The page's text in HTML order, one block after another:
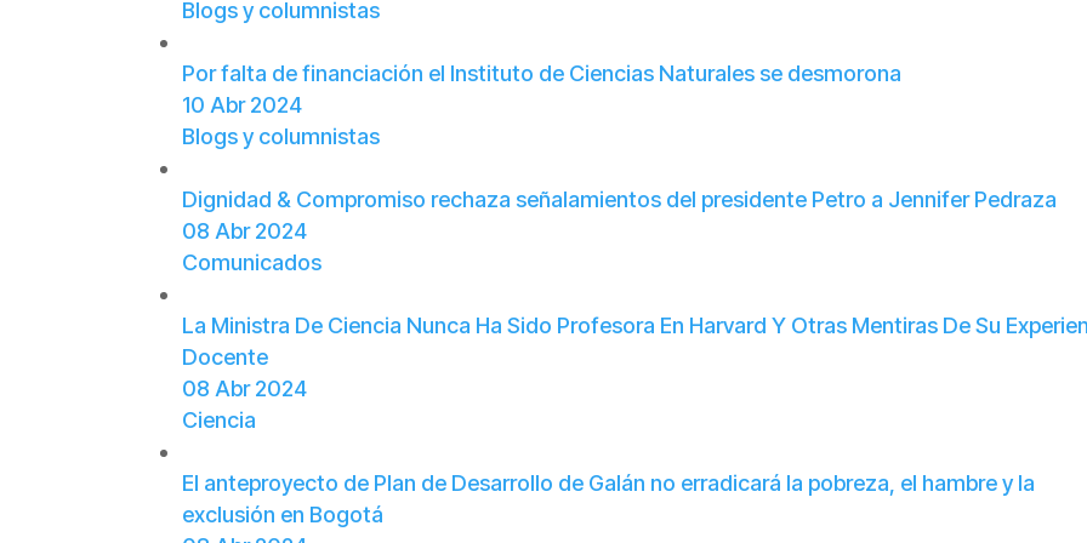
Blogs y columnistas
Por falta de financiación el Instituto de Ciencias Naturales se desmorona
10 Abr 2024
Blogs y columnistas
Dignidad & Compromiso rechaza señalamientos del presidente Petro a Jennifer Pedraza
08 Abr 2024
Comunicados
La Ministra De Ciencia Nunca Ha Sido Profesora En Harvard Y Otras Mentiras De Su
Docente
08 Abr 2024
Ciencia
El anteproyecto de Plan de Desarrollo de Galán no erradicará la pobreza, el hambre y la
exclusión en Bogotá